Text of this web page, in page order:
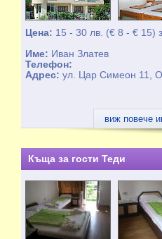
Цена: 15 - 30 лв. (€ 8 - € 15)
Име: Иван Златев
Телефон:
Адрес:ул. Цар Симеон 11,
виж повече
Къща за гости Теди